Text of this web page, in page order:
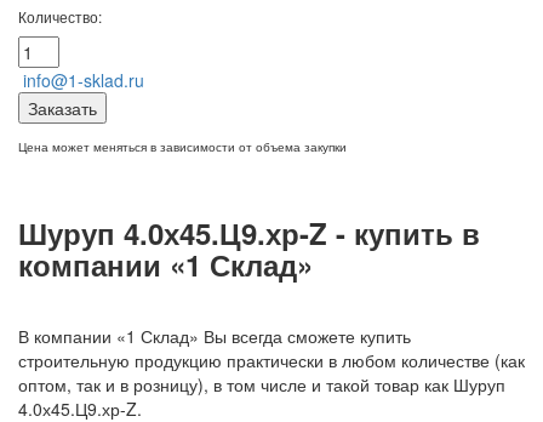
Количество:
info@1-sklad.ru
Заказать
Цена может меняться в зависимости от объема закупки
Шуруп 4.0х45.Ц9.хр-Z - купить в
компании «1 Склад»
В компании «1 Склад» Вы всегда сможете купить
строительную продукцию практически в любом количестве (как
оптом, так и в розницу), в том числе и такой товар как Шуруп
4.0х45.Ц9.хр-Z.